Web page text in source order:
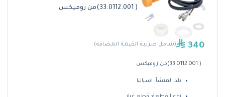
( 33.0112.001)من زوميكس
340 (شامل ضريبة القيمة المضافة)
( 33.0112.001)من زوميكس
بلد المنشأ: اسبانيا